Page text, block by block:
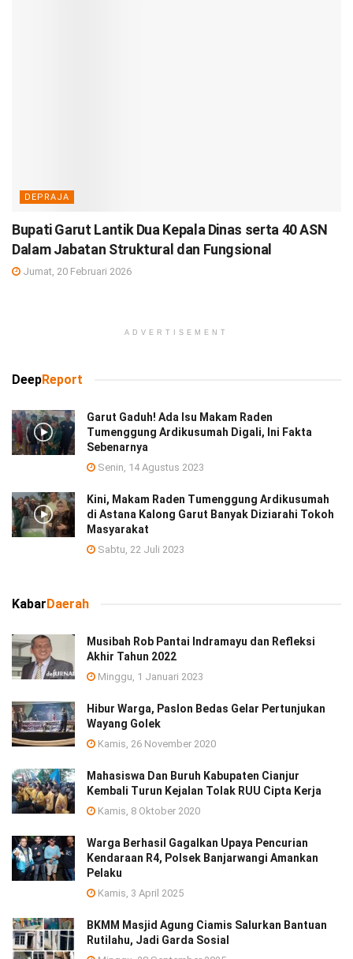
DEPRAJA
Bupati Garut Lantik Dua Kepala Dinas serta 40 ASN
Dalam Jabatan Struktural dan Fungsional
Jumat, 20 Februari 2026
ADVERTISEMENT
DeepReport
Garut Gaduh! Ada Isu Makam Raden
Tumenggung Ardikusumah Digali, Ini Fakta
Sebenarnya
Senin, 14 Agustus 2023
Kini, Makam Raden Tumenggung Ardikusumah
di Astana Kalong Garut Banyak Diziarahi Tokoh
Masyarakat
Sabtu, 22 Juli 2023
KabarDaerah
Musibah Rob Pantai Indramayu dan Refleksi
Akhir Tahun 2022
Minggu, 1 Januari 2023
Hibur Warga, Paslon Bedas Gelar Pertunjukan
Wayang Golek
Kamis, 26 November 2020
Mahasiswa Dan Buruh Kabupaten Cianjur
Kembali Turun Kejalan Tolak RUU Cipta Kerja
Kamis, 8 Oktober 2020
Warga Berhasil Gagalkan Upaya Pencurian
Kendaraan R4, Polsek Banjarwangi Amankan
Pelaku
Kamis, 3 April 2025
BKMM Masjid Agung Ciamis Salurkan Bantuan
Rutilahu, Jadi Garda Sosial